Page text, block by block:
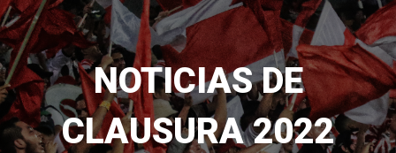
NOTICIAS DE
CLAUSURA 2022